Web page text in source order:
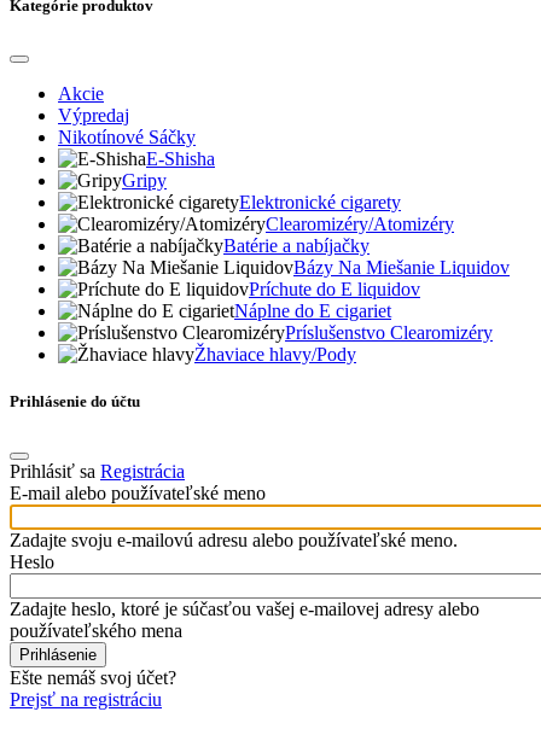
Kategórie produktov
Akcie
Výpredaj
Nikotínové Sáčky
E-Shisha
Gripy
Elektronické cigarety
Clearomizéry/Atomizéry
Batérie a nabíjačky
Bázy Na Miešanie Liquidov
Príchute do E liquidov
Náplne do E cigariet
Príslušenstvo Clearomizéry
Žhaviace hlavy/Pody
Prihlásenie do účtu
Prihlásiť sa Registrácia
E-mail alebo používateľské meno
Zadajte svoju e-mailovú adresu alebo používateľské meno.
Heslo
Zadajte heslo, ktoré je súčasťou vašej e-mailovej adresy alebo
používateľského mena
Ešte nemáš svoj účet?
Prejsť na registráciu